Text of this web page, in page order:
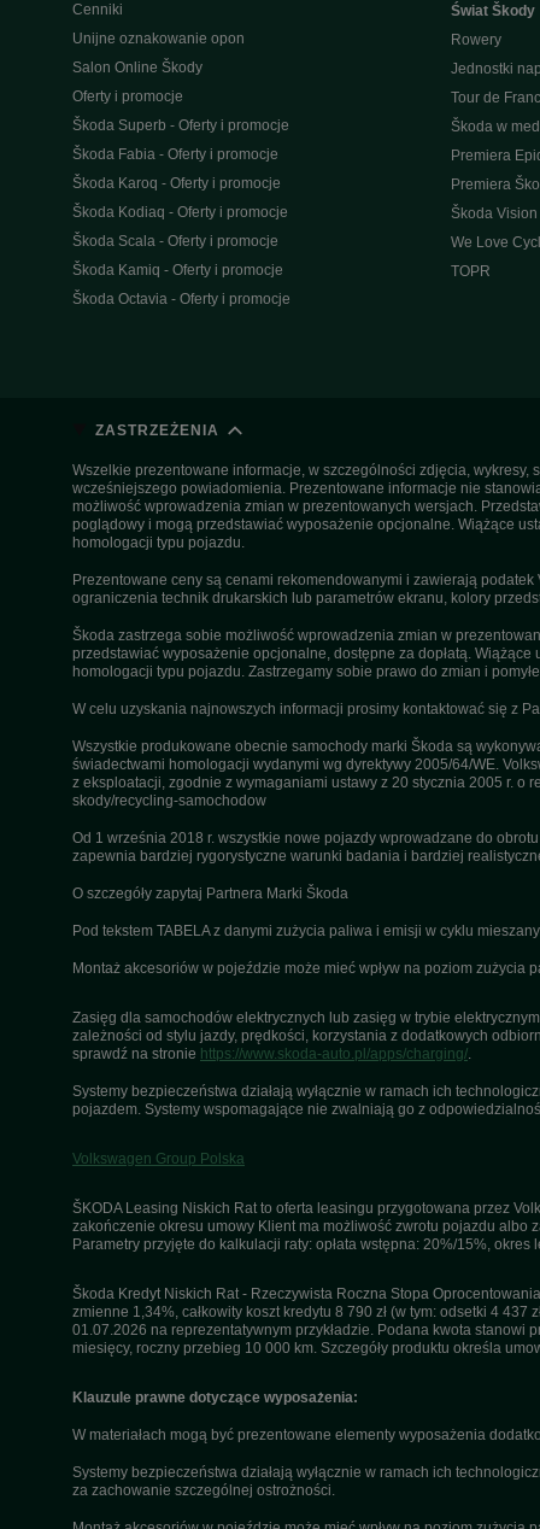
Cenniki
Unijne oznakowanie opon
Salon Online Škody
Oferty i promocje
Škoda Superb - Oferty i promocje
Škoda Fabia - Oferty i promocje
Škoda Karoq - Oferty i promocje
Škoda Kodiaq - Oferty i promocje
Škoda Scala - Oferty i promocje
Škoda Kamiq - Oferty i promocje
Škoda Octavia - Oferty i promocje
Świat Škody
Rowery
Jednostki
Tour de
Škoda w
Premiera
Premiera
Škoda Vision
We Love
TOPR
ZASTRZEŻENIA
Wszelkie prezentowane informacje, w szczególności zdjęcia,
wcześniejszego powiadomienia. Prezentowane informacje nie
możliwość wprowadzenia zmian w prezentowanych wersjach.
poglądowy i mogą przedstawiać wyposażenie opcjonalne. Wiążące
homologacji typu pojazdu.
Prezentowane ceny są cenami rekomendowanymi i zawierają
ograniczenia technik drukarskich lub parametrów ekranu, kolory
Škoda zastrzega sobie możliwość wprowadzenia zmian w
przedstawiać wyposażenie opcjonalne, dostępne za dopłatą.
homologacji typu pojazdu. Zastrzegamy sobie prawo do zmian i
W celu uzyskania najnowszych informacji prosimy kontaktować się z
Wszystkie produkowane obecnie samochody marki Škoda są
świadectwami homologacji wydanymi wg dyrektywy 2005/64/WE.
z eksploatacji, zgodnie z wymaganiami ustawy z 20 stycznia 2005 r.
skody/recycling-samochodow
Od 1 września 2018 r. wszystkie nowe pojazdy wprowadzane do
zapewnia bardziej rygorystyczne warunki badania i bardziej
O szczegóły zapytaj Partnera Marki Škoda
Pod tekstem TABELA z danymi zużycia paliwa i emisji w cyklu
Montaż akcesoriów w pojeździe może mieć wpływ na poziom
Zasięg dla samochodów elektrycznych lub zasięg w trybie
zależności od stylu jazdy, prędkości, korzystania z dodatkowych
sprawdź na stronie https://www.skoda-auto.pl/apps/charging/.
Systemy bezpieczeństwa działają wyłącznie w ramach ich
pojazdem. Systemy wspomagające nie zwalniają go z
Volkswagen Group Polska
ŠKODA Leasing Niskich Rat to oferta leasingu przygotowana przez
zakończenie okresu umowy Klient ma możliwość zwrotu pojazdu albo
Parametry przyjęte do kalkulacji raty: opłata wstępna: 20%/15%,
Škoda Kredyt Niskich Rat - Rzeczywista Roczna Stopa
zmienne 1,34%, całkowity koszt kredytu 8 790 zł (w tym: odsetki 4
01.07.2026 na reprezentatywnym przykładzie. Podana kwota stanowi
miesięcy, roczny przebieg 10 000 km. Szczegóły produktu określa
Klauzule prawne dotyczące wyposażenia:
W materiałach mogą być prezentowane elementy wyposażenia
Systemy bezpieczeństwa działają wyłącznie w ramach ich
za zachowanie szczególnej ostrożności.